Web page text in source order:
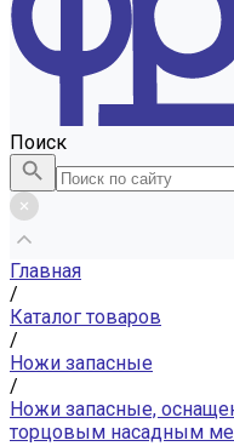
Поиск
Главная
/
Каталог товаров
/
Ножи запасные
/
Ножи запасные,
торцовым насадным